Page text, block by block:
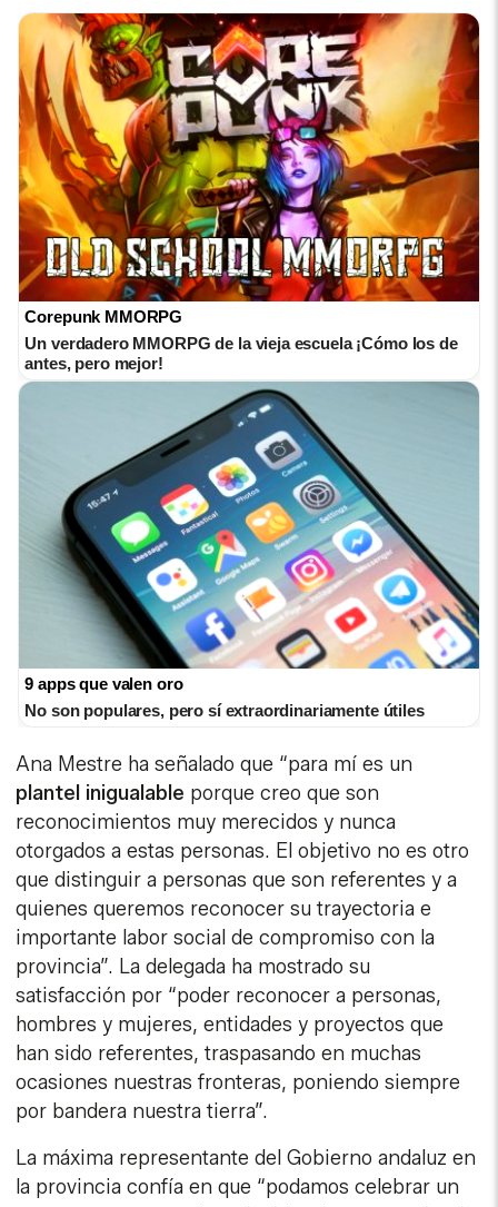
Corepunk MMORPG
Un verdadero MMORPG de la vieja escuela ¡Cómo los de
antes, pero mejor!
9 apps que valen oro
No son populares, pero sí extraordinariamente útiles
Ana Mestre ha señalado que “para mí es un
plantel inigualable porque creo que son
reconocimientos muy merecidos y nunca
otorgados a estas personas. El objetivo no es otro
que distinguir a personas que son referentes y a
quienes queremos reconocer su trayectoria e
importante labor social de compromiso con la
provincia”. La delegada ha mostrado su
satisfacción por “poder reconocer a personas,
hombres y mujeres, entidades y proyectos que
han sido referentes, traspasando en muchas
ocasiones nuestras fronteras, poniendo siempre
por bandera nuestra tierra”.
La máxima representante del Gobierno andaluz en
la provincia confía en que “podamos celebrar un